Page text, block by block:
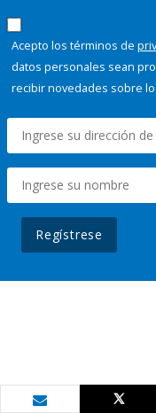
Acepto los términos de
datos personales sean
recibir novedades sobre
Regístrese